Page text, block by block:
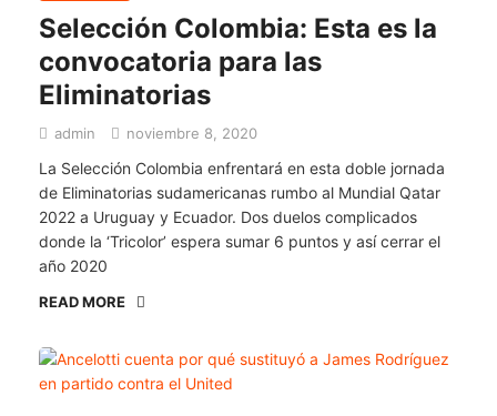
Selección Colombia: Esta es la
convocatoria para las
Eliminatorias
admin noviembre 8, 2020
La Selección Colombia enfrentará en esta doble jornada
de Eliminatorias sudamericanas rumbo al Mundial Qatar
2022 a Uruguay y Ecuador. Dos duelos complicados
donde la ‘Tricolor’ espera sumar 6 puntos y así cerrar el
año 2020
READ MORE